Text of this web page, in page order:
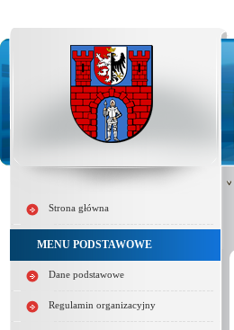
Strona główna
MENU PODSTAWOWE
Dane podstawowe
Regulamin organizacyjny